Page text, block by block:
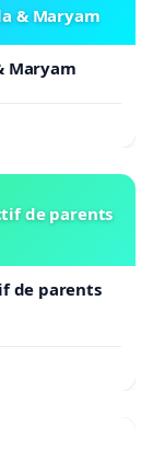
& Maryam
Maryam
de parents
de parents